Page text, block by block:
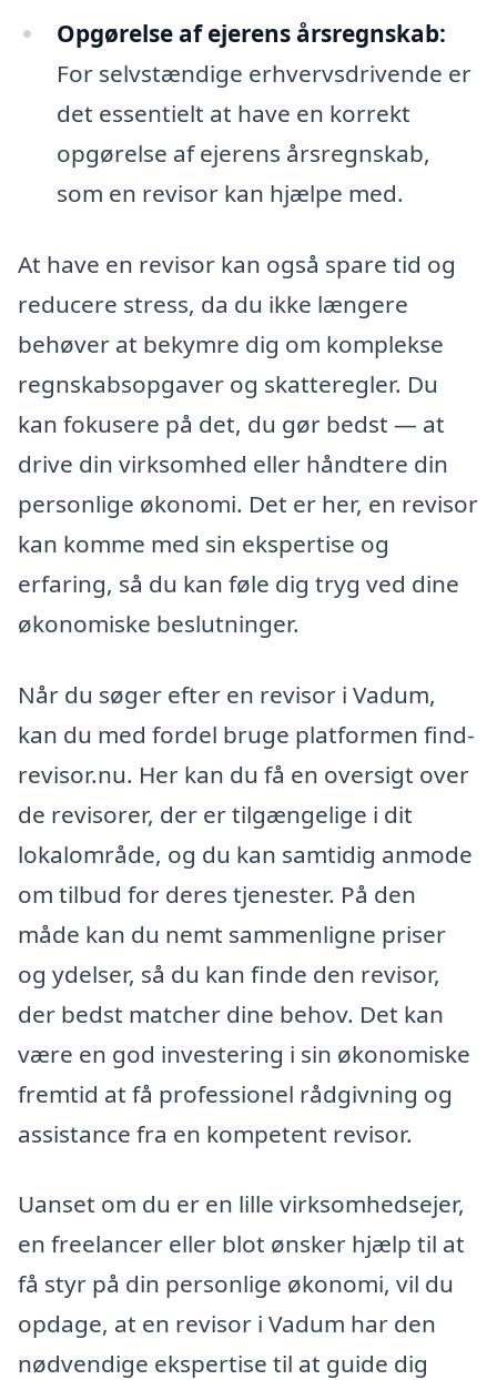
Opgørelse af ejerens årsregnskab:
For selvstændige erhvervsdrivende er
det essentielt at have en korrekt
opgørelse af ejerens årsregnskab,
som en revisor kan hjælpe med.
At have en revisor kan også spare tid og
reducere stress, da du ikke længere
behøver at bekymre dig om komplekse
regnskabsopgaver og skatteregler. Du
kan fokusere på det, du gør bedst — at
drive din virksomhed eller håndtere din
personlige økonomi. Det er her, en revisor
kan komme med sin ekspertise og
erfaring, så du kan føle dig tryg ved dine
økonomiske beslutninger.
Når du søger efter en revisor i Vadum,
kan du med fordel bruge platformen find-
revisor.nu. Her kan du få en oversigt over
de revisorer, der er tilgængelige i dit
lokalområde, og du kan samtidig anmode
om tilbud for deres tjenester. På den
måde kan du nemt sammenligne priser
og ydelser, så du kan finde den revisor,
der bedst matcher dine behov. Det kan
være en god investering i sin økonomiske
fremtid at få professionel rådgivning og
assistance fra en kompetent revisor.
Uanset om du er en lille virksomhedsejer,
en freelancer eller blot ønsker hjælp til at
få styr på din personlige økonomi, vil du
opdage, at en revisor i Vadum har den
nødvendige ekspertise til at guide dig